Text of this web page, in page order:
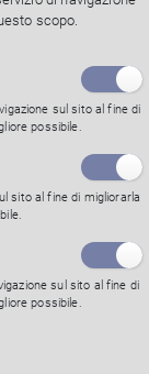
Servzio
mediante il
delle
contatti
scopo.
sul sito al fine di
possibile.
sito al fine di migliorarla
sul sito al fine di
possibile.